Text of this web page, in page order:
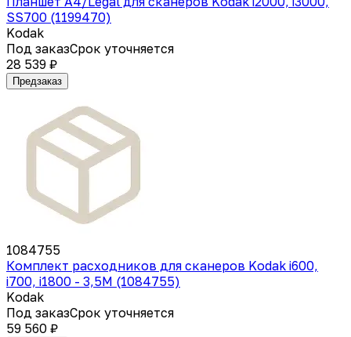
SS700 (1199470)
Kodak
Под заказСрок уточняется
28 539 ₽
Предзаказ
1084755
Комплект расходников для сканеров Kodak i600,
i700, i1800 - 3,5M (1084755)
Kodak
Под заказСрок уточняется
59 560 ₽